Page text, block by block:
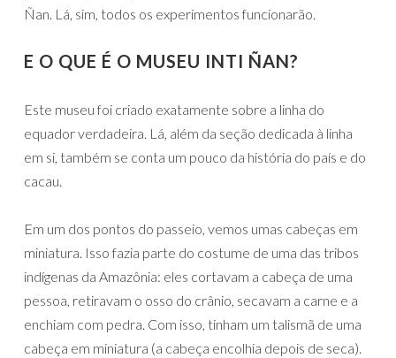
Ñan. Lá, sim, todos os experimentos funcionarão.
E O QUE É O MUSEU INTI ÑAN?
Este museu foi criado exatamente sobre a linha do
equador verdadeira. Lá, além da seção dedicada à linha
em si, também se conta um pouco da história do país e do
cacau.
Em um dos pontos do passeio, vemos umas cabeças em
miniatura. Isso fazia parte do costume de uma das tribos
indígenas da Amazônia: eles cortavam a cabeça de uma
pessoa, retiravam o osso do crânio, secavam a carne e a
enchiam com pedra. Com isso, tinham um talismã de uma
cabeça em miniatura (a cabeça encolhia depois de seca).